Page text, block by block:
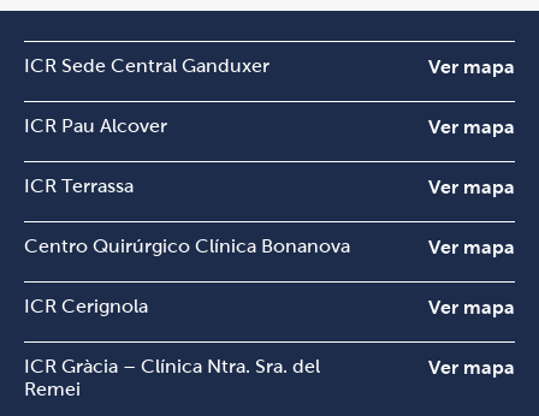
ICR Sede Central Ganduxer Ver mapa
ICR Pau Alcover Ver mapa
ICR Terrassa Ver mapa
Centro Quirúrgico Clínica Bonanova Ver mapa
ICR Cerignola Ver mapa
ICR Gràcia – Clínica Ntra. Sra. del
Remei
Ver mapa